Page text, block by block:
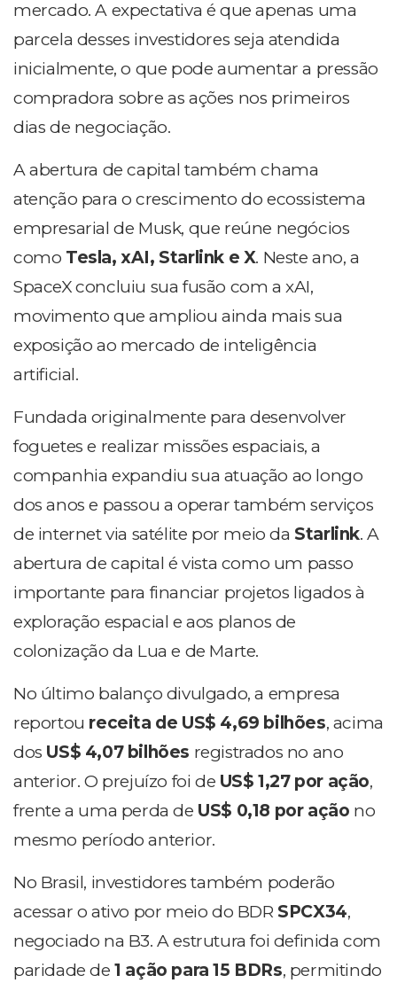
mercado. A expectativa é que apenas uma
parcela desses investidores seja atendida
inicialmente, o que pode aumentar a pressão
compradora sobre as ações nos primeiros
dias de negociação.
A abertura de capital também chama
atenção para o crescimento do ecossistema
empresarial de Musk, que reúne negócios
como Tesla, xAI, Starlink e X. Neste ano, a
SpaceX concluiu sua fusão com a xAI,
movimento que ampliou ainda mais sua
exposição ao mercado de inteligência
artificial.
Fundada originalmente para desenvolver
foguetes e realizar missões espaciais, a
companhia expandiu sua atuação ao longo
dos anos e passou a operar também serviços
de internet via satélite por meio da Starlink. A
abertura de capital é vista como um passo
importante para financiar projetos ligados à
exploração espacial e aos planos de
colonização da Lua e de Marte.
No último balanço divulgado, a empresa
reportou receita de US$ 4,69 bilhões, acima
dos US$ 4,07 bilhões registrados no ano
anterior. O prejuízo foi de US$ 1,27 por ação,
frente a uma perda de US$ 0,18 por ação no
mesmo período anterior.
No Brasil, investidores também poderão
acessar o ativo por meio do BDR SPCX34,
negociado na B3. A estrutura foi definida com
paridade de1 ação para 15 BDRs, permitindo